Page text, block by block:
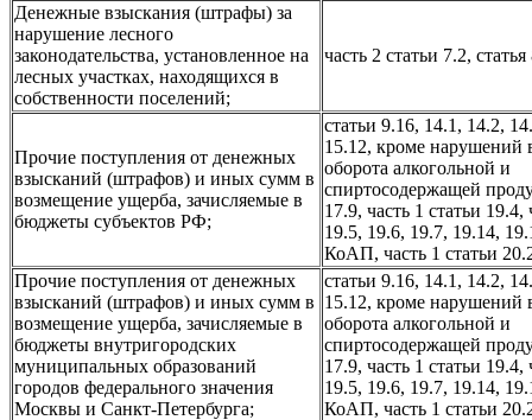
Денежные взыскания (штрафы) за
нарушение лесного
законодательства, установленное на
лесных участках, находящихся в
собственности поселений;
часть 2 статьи 7.2,
Прочие поступления от денежных
взысканий (штрафов) и иных сумм в
возмещение ущерба, зачисляемые в
бюджеты субъектов РФ;
статьи 9.16, 14.1, 14.2,
15.12, кроме нарушений
оборота алкогольной и
спиртосодержащей
17.9, часть 1 статьи 19.4,
19.5, 19.6, 19.7, 19.14,
КоАП, часть 1 статьи
Прочие поступления от денежных
взысканий (штрафов) и иных сумм в
возмещение ущерба, зачисляемые в
бюджеты внутригородских
муниципальных образований
городов федерального значения
Москвы и Санкт-Петербурга;
статьи 9.16, 14.1, 14.2,
15.12, кроме нарушений
оборота алкогольной и
спиртосодержащей
17.9, часть 1 статьи 19.4,
19.5, 19.6, 19.7, 19.14,
КоАП, часть 1 статьи